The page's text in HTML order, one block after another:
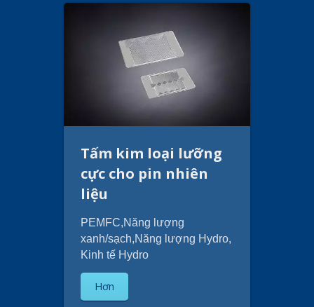
Tấm kim loại lưỡng
cực cho pin nhiên
liệu
PEMFC,Năng lượng
xanh/sạch,Năng lượng Hydro,
Kinh tế Hydro
Hơn